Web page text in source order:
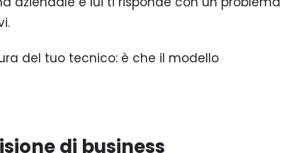
del tuo tecnico: è che il modello
di business